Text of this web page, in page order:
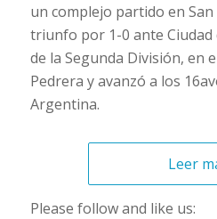
un complejo partido en
triunfo por 1-0 ante
de la Segunda División, en
Pedrera y avanzó a los
Argentina.
Leer
Please follow and like us: